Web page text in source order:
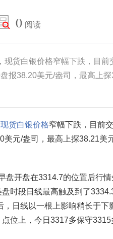
0 阅读
现货白银价格窄幅下跌，目
报38.20美元/盎司，最高上
现货白银价格窄幅下跌，目前
美元/盎司，最高上探38.21美
盘开盘在3314.7的位置后行
时段日线最高触及到了
，日线以一根上影响稍长于下
位上，今日3317多保守